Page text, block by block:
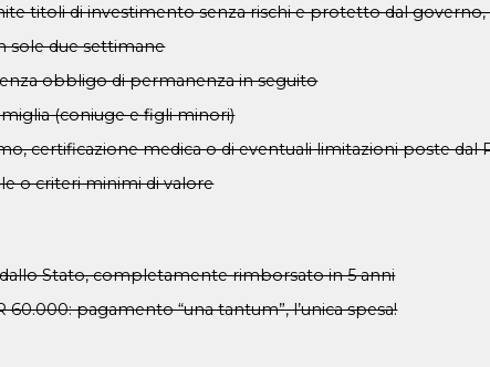
titoli di investimento senza rischi e protetto dal governo,
sole due settimane
obbligo di permanenza in seguito
(coniuge e figli minori)
certificazione medica o di eventuali limitazioni poste dal
o criteri minimi di valore
Stato, completamente rimborsato in 5 anni
pagamento “una tantum”, l’unica spesa!